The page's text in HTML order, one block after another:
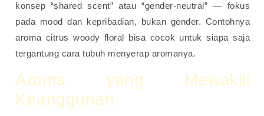
konsep “shared scent” atau “gender-neutral” — fokus
pada mood dan kepribadian, bukan gender. Contohnya
aroma citrus woody floral bisa cocok untuk siapa saja
tergantung cara tubuh menyerap aromanya.
Aroma yang Mewakili
Keanggunan